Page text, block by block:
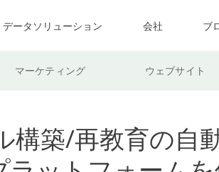
データソリューション 会社 ブ
マーケティング ウェブサイト
構築/再教育の自